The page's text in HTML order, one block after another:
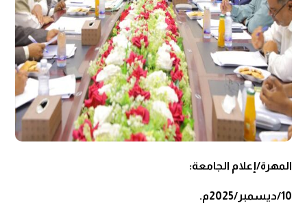
المهرة/إعلام الجامعة:
10/ديسمبر/2025م.